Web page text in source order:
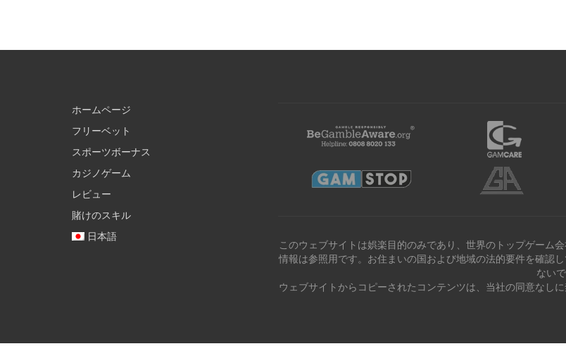
ホームページ
フリーベット
スポーツボーナス
カジノゲーム
レビュー
賭けのスキル
日本語
このウェブサイトは娯楽目的のみであり、世界のトップゲーム
情報は参照用です。お住まいの国および地域の法的要件を確認
ない
ウェブサイトからコピーされたコンテンツは、当社の同意なし